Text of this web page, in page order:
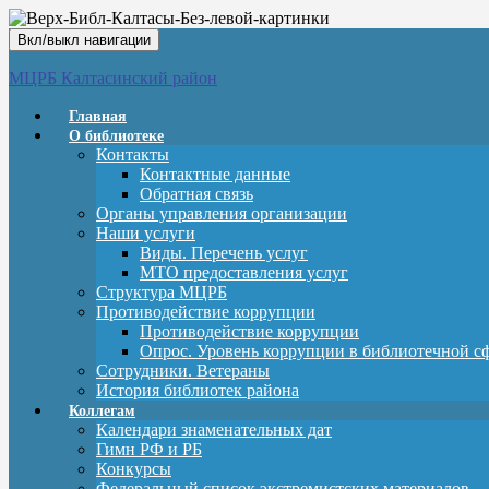
Вкл/выкл навигации
МЦРБ Калтасинский район
Главная
О библиотеке
Контакты
Контактные данные
Обратная связь
Органы управления организации
Наши услуги
Виды. Перечень услуг
МТО предоставления услуг
Структура МЦРБ
Противодействие коррупции
Противодействие коррупции
Опрос. Уровень коррупции в библиотечной
Сотрудники. Ветераны
История библиотек района
Коллегам
Календари знаменательных дат
Гимн РФ и РБ
Конкурсы